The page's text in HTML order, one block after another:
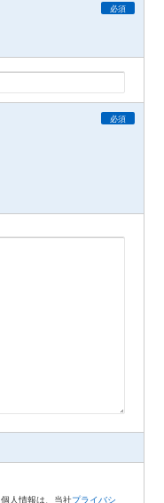
必須
必須
人情報は、当社プライバシ